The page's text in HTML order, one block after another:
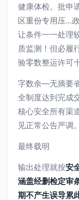
健康体检。批申
区重份专用压…
让条件一一处理
质监测！但必履
验零数整运许可
字数余—无摘要
全制度达到完成
核心安全所有渠
见正常公告严调。
最终载明
输出处理就按安
涵盖经删检定审
期不产生误导累